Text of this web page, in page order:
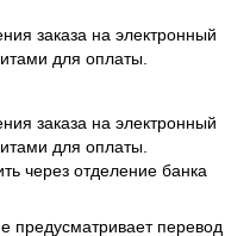
заказа на электронный
для оплаты.
заказа на электронный
для оплаты.
через отделение банка
предусматривает перевод